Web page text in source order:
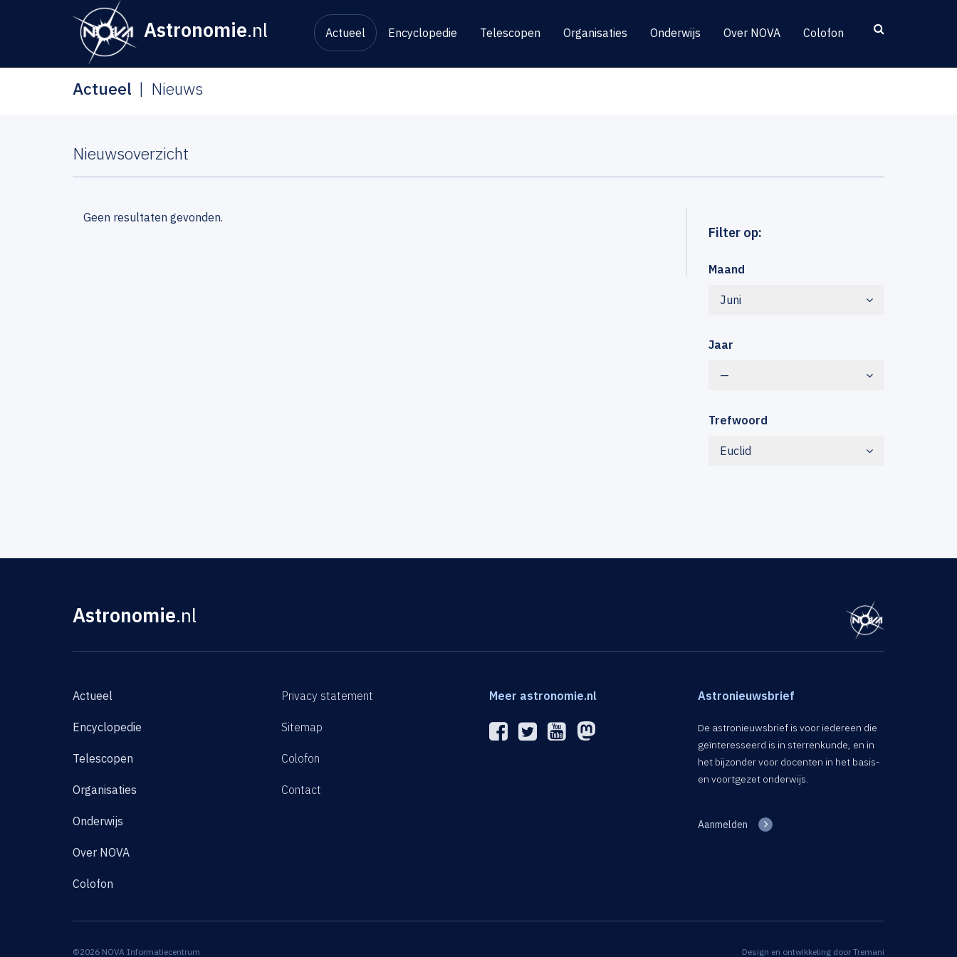
Astronomie.nl Actueel Encyclopedie Telescopen Organisaties Onderwijs Over NOVA Colofon
Actueel Nieuws
Nieuwsoverzicht
Filter op:
Maand
Juni
Jaar
—
Trefwoord
Euclid
Geen resultaten gevonden.
Astronomie.nl
Actueel
Encyclopedie
Telescopen
Organisaties
Onderwijs
Over NOVA
Colofon
Privacy statement
Sitemap
Colofon
Contact
Meer astronomie.nl Astronieuwsbrief
De astronieuwsbrief is voor iedereen die
geïnteresseerd is in sterrenkunde, en in
het bijzonder voor docenten in het basis-
en voortgezet onderwijs.
Aanmelden
©2026 NOVA Informatiecentrum Design en ontwikkeling door Tremani